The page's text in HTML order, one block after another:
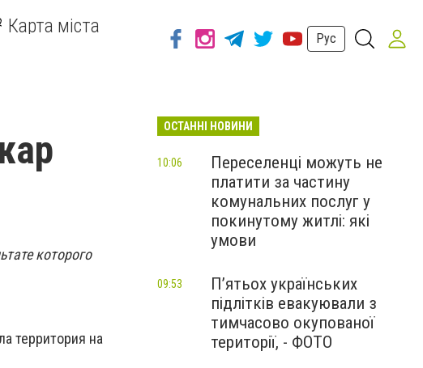
Карта міста
Рус
которого
территория на
ОСТАННІ НОВИНИ
Переселенці можуть не
платити за частину
комунальних послуг у
покинутому житлі: які
умови
10:06
П’ятьох українських
підлітків евакуювали з
тимчасово окупованої
території, - ФОТО
09:53